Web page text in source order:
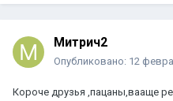
Митрич2
Опубликовано: 12
Короче друзья ,пацаны,вааще